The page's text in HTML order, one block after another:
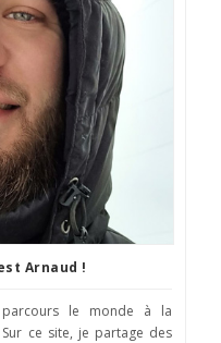
Arnaud !
le monde à la
ce site, je partage des